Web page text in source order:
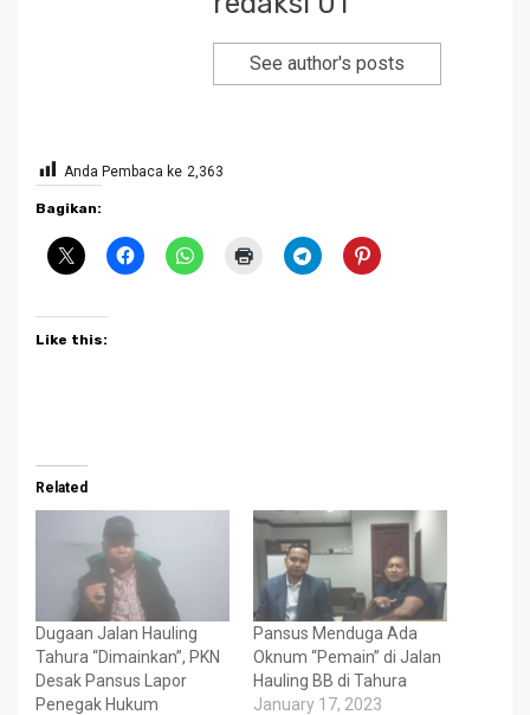
See author's posts
Anda Pembaca ke 2,363
Bagikan:
Like this:
Related
Dugaan Jalan Hauling
Tahura “Dimainkan”, PKN
Desak Pansus Lapor
Penegak Hukum
Pansus Menduga Ada
Oknum “Pemain” di Jalan
Hauling BB di Tahura
January 17, 2023